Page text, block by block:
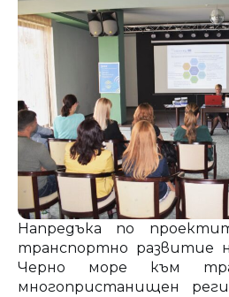
Напредъка по
транспортно развитие
Черно море към
многопристанищен